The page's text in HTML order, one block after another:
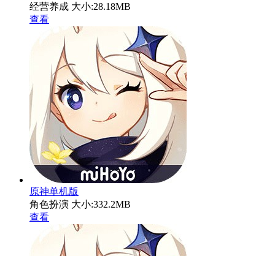
经营养成 大小:28.18MB
查看
原神单机版
角色扮演 大小:332.2MB
查看